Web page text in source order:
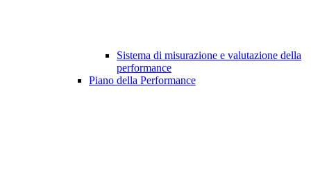
Sistema di misurazione e valutazione della
performance
Piano della Performance